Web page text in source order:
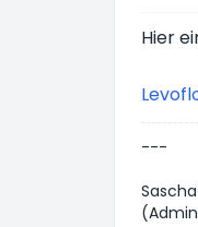
Hier
---